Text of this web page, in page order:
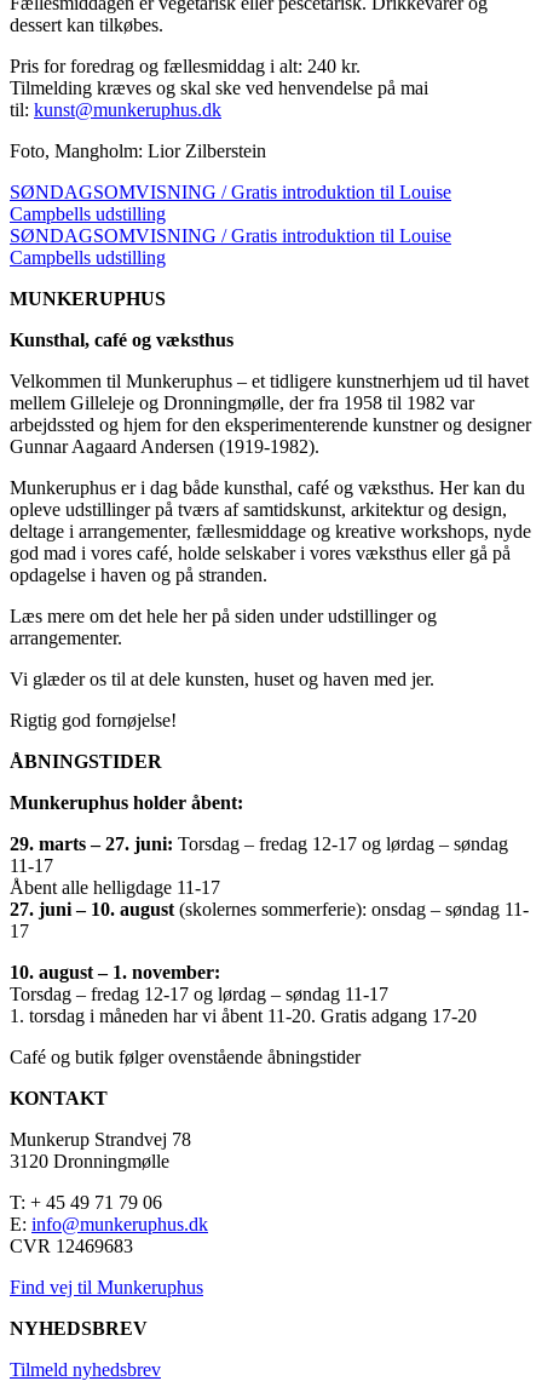
dessert kan tilkøbes.
Pris for foredrag og fællesmiddag i alt: 240 kr.
Tilmelding kræves og skal ske ved henvendelse på mai
til: kunst@munkeruphus.dk
Foto, Mangholm: Lior Zilberstein
SØNDAGSOMVISNING / Gratis introduktion til Louise
Campbells udstilling
SØNDAGSOMVISNING / Gratis introduktion til Louise
Campbells udstilling
MUNKERUPHUS
Kunsthal, café og væksthus
Velkommen til Munkeruphus – et tidligere kunstnerhjem ud til havet
mellem Gilleleje og Dronningmølle, der fra 1958 til 1982 var
arbejdssted og hjem for den eksperimenterende kunstner og designer
Gunnar Aagaard Andersen (1919-1982).
Munkeruphus er i dag både kunsthal, café og væksthus. Her kan du
opleve udstillinger på tværs af samtidskunst, arkitektur og design,
deltage i arrangementer, fællesmiddage og kreative workshops, nyde
god mad i vores café, holde selskaber i vores væksthus eller gå på
opdagelse i haven og på stranden.
Læs mere om det hele her på siden under udstillinger og
arrangementer.
Vi glæder os til at dele kunsten, huset og haven med jer.
Rigtig god fornøjelse!
ÅBNINGSTIDER
Munkeruphus holder åbent:
29. marts – 27. juni: Torsdag – fredag 12-17 og lørdag – søndag
11-17
Åbent alle helligdage 11-17
27. juni – 10. august (skolernes sommerferie): onsdag – søndag 11-
17
10. august – 1. november:
Torsdag – fredag 12-17 og lørdag – søndag 11-17
1. torsdag i måneden har vi åbent 11-20. Gratis adgang 17-20
Café og butik følger ovenstående åbningstider
KONTAKT
Munkerup Strandvej 78
3120 Dronningmølle
T: + 45 49 71 79 06
E: info@munkeruphus.dk
CVR 12469683
Find vej til Munkeruphus
NYHEDSBREV
Tilmeld nyhedsbrev